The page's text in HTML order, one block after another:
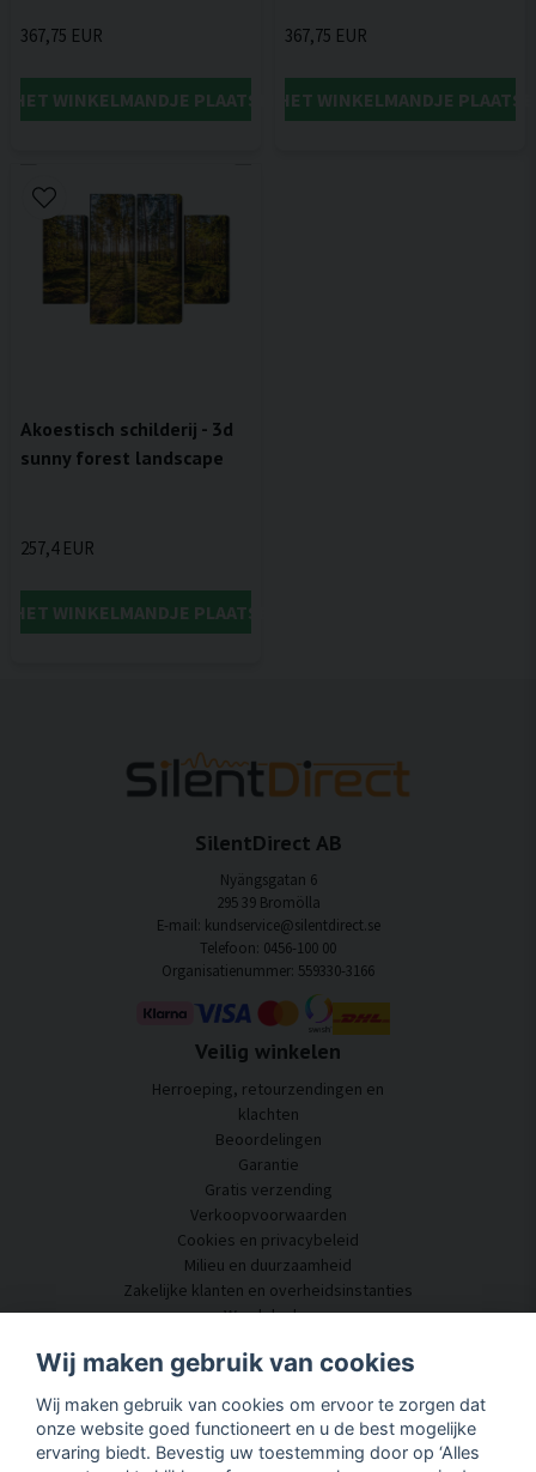
367,75 EUR
HET WINKELMANDJE PLAATSEN
367,75 EUR
IN HET WINKELMANDJE
Akoestisch schilderij - 3d
sunny forest landscape
257,4 EUR
HET WINKELMANDJE PLAATSEN
SilentDirect AB
Nyängsgatan 6
295 39 Bromölla
E-mail: kundservice@silentdirect.se
Telefoon: 0456-100 00
Organisatienummer: 559330-3166
Veilig winkelen
Herroeping, retourzendingen en
klachten
Beoordelingen
Garantie
Gratis verzending
Verkoopvoorwaarden
Cookies en privacybeleid
Milieu en duurzaamheid
Zakelijke klanten en overheidsinstanties
Word dealer
Klantenservice
Neem contact met ons op
Akoestisch advies
Montage en installatie
Wij maken gebruik van cookies
Wij maken gebruik van cookies om ervoor te zorgen dat
onze website goed functioneert en u de best mogelijke
ervaring biedt. Bevestig uw toestemming door op ‘Alles